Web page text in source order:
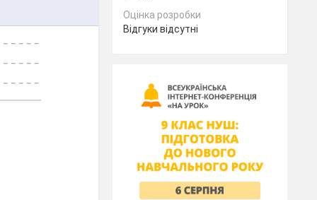
Оцінка розробки
Відгуки відсутні